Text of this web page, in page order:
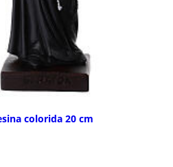
colorida 20 cm